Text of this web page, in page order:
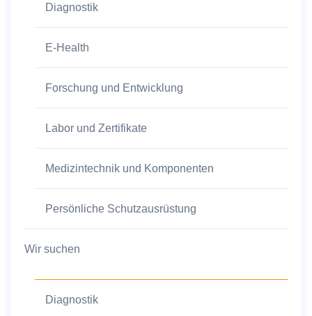
Diagnostik
E-Health
Forschung und Entwicklung
Labor und Zertifikate
Medizintechnik und Komponenten
Persönliche Schutzausrüstung
Wir suchen
Diagnostik